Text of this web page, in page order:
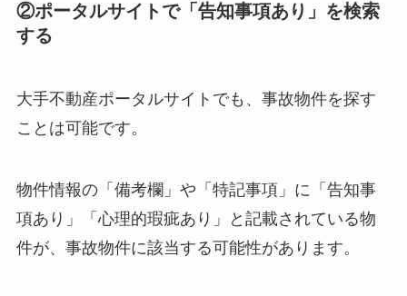
②ポータルサイトで「告知事項あり」を検索
する
大手不動産ポータルサイトでも、事故物件を探す
ことは可能です。
物件情報の「備考欄」や「特記事項」に「告知事
項あり」「心理的瑕疵あり」と記載されている物
件が、事故物件に該当する可能性があります。